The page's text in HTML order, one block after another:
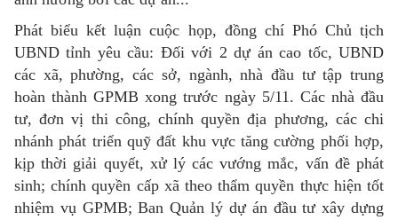
Phát biểu kết luận cuộc họp, đồng chí Phó Chủ tịch
UBND tỉnh yêu cầu: Đối với 2 dự án cao tốc, UBND
các xã, phường, các sở, ngành, nhà đầu tư tập trung
hoàn thành GPMB xong trước ngày 5/11. Các nhà đầu
tư, đơn vị thi công, chính quyền địa phương, các chi
nhánh phát triển quỹ đất khu vực tăng cường phối hợp,
kịp thời giải quyết, xử lý các vướng mắc, vấn đề phát
sinh; chính quyền cấp xã theo thẩm quyền thực hiện tốt
nhiệm vụ GPMB; Ban Quản lý dự án đầu tư xây dựng